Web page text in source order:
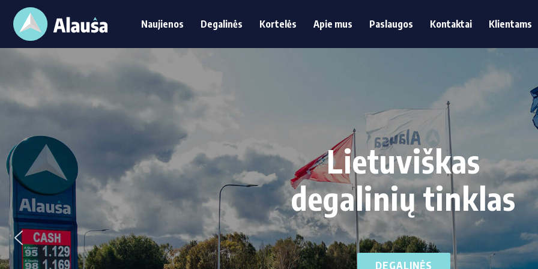
Naujienos Degalinės Kortelės Apie mus Paslaugos Kontaktai Klientams
Lietuviškas
degalinių tinklas
DEGALINĖS
Naujienos Degalinės Kortelės Apie mus Paslaugos Kontaktai Klientams